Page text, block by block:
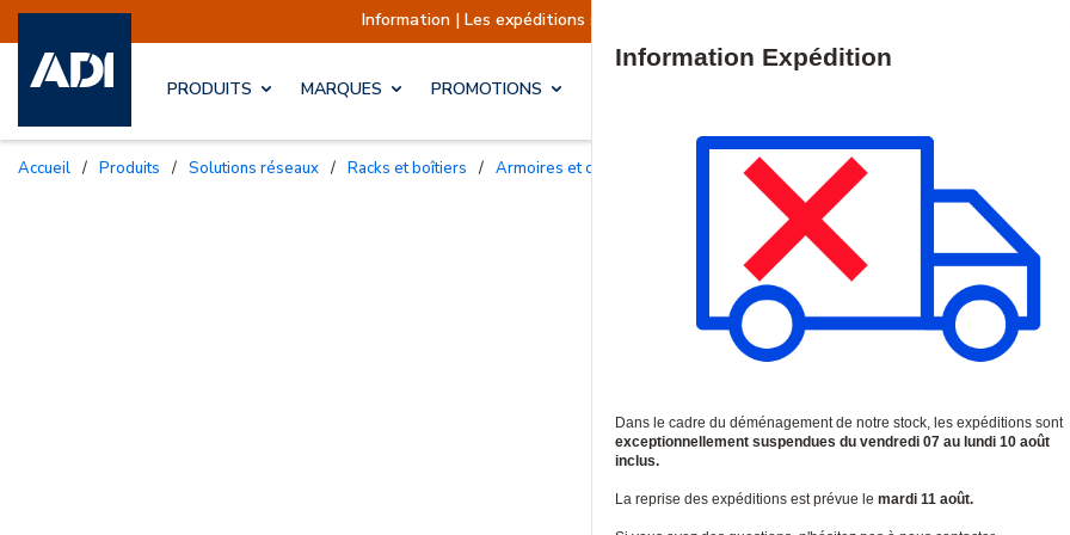
Information | Les expéditions sont actuellement suspendues Reprise prévue le
PRODUITS MARQUES PROMOTIONS
Accueil / Produits / Solutions réseaux / Racks et boîtiers / Armoires et cadres de rackage